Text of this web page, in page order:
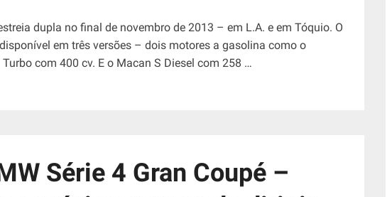
dupla no final de novembro de 2013 – em L.A. e em Tóquio. O
em três versões – dois motores a gasolina como o
com 400 cv. E o Macan S Diesel com 258 …
Série 4 Gran Coupé –